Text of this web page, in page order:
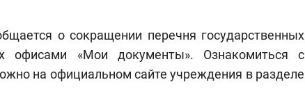
о сокращении перечня государственных
офисами «Мои документы». Ознакомиться с
на официальном сайте учреждения в разделе